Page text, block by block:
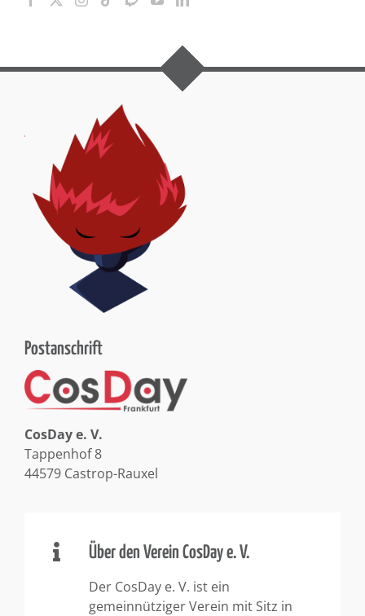
Postanschrift
CosDay e. V.
Tappenhof 8
44579 Castrop-Rauxel
Über den Verein CosDay e. V.
Der CosDay e. V. ist ein
gemeinnütziger Verein mit Sitz in